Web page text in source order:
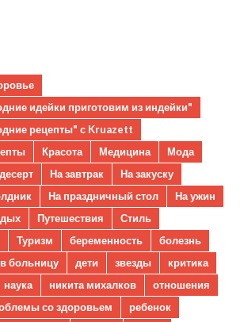
идейки приготовим из индейки"
рецепты" с Kruazett
Красота Медицина
Мода
На завтрак
На закуску
На праздничный стол
На ужин
Путешествия
Стиль
Туризм беременность
болезнь
больницу
дети звезды
критика
наука никита михалков
отношения
со здоровьем
ребенок